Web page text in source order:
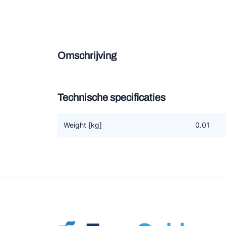
Omschrijving
Technische specificaties
Weight [kg] 0.01